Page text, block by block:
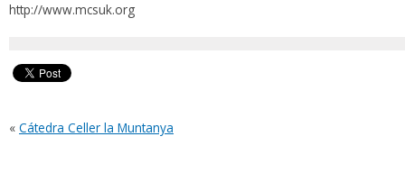
http://www.mcsuk.org
« Cátedra Celler la Muntanya